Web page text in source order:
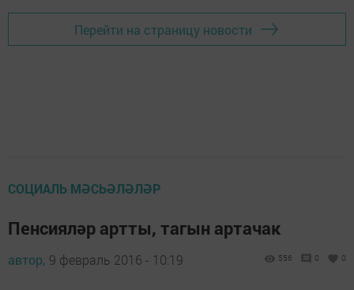
Перейти на страницу новости
СОЦИАЛЬ МӘСЬӘЛӘЛӘР
Пенсияләр артты, тагын артачак
автор, 9 февраль 2016 - 10:19 556 0 0